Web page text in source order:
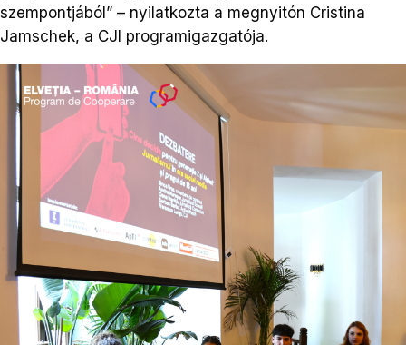
szempontjából” – nyilatkozta a megnyitón Cristina
Jamschek, a CJI programigazgatója.